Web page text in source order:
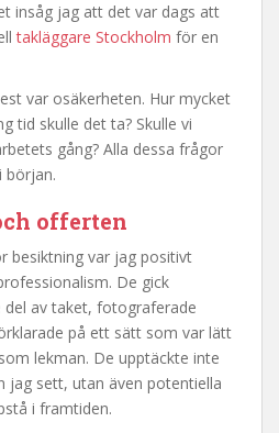
insåg jag att det var dags att
takläggare Stockholm för en
var osäkerheten. Hur mycket
tid skulle det ta? Skulle vi
gång? Alla dessa frågor
början.
offerten
besiktning var jag positivt
De gick
av taket, fotograferade
på ett sätt som var lätt
lekman. De upptäckte inte
jag sett, utan även potentiella
i framtiden.